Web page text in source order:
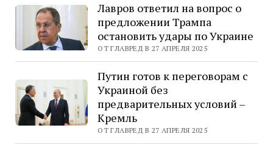
Лавров ответил на вопрос о
предложении Трампа
остановить удары по Украине
ОТ ГЛАВРЕД В 27 АПРЕЛЯ 2025
Путин готов к переговорам с
Украиной без
предварительных условий –
Кремль
ОТ ГЛАВРЕД В 27 АПРЕЛЯ 2025